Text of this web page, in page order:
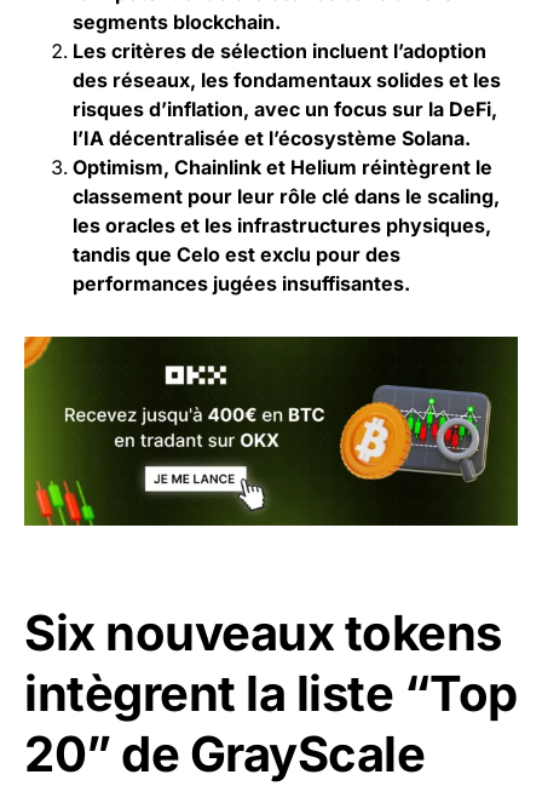
segments blockchain.
Les critères de sélection incluent l’adoption
des réseaux, les fondamentaux solides et les
risques d’inflation, avec un focus sur la DeFi,
l’IA décentralisée et l’écosystème Solana.
Optimism, Chainlink et Helium réintègrent le
classement pour leur rôle clé dans le scaling,
les oracles et les infrastructures physiques,
tandis que Celo est exclu pour des
performances jugées insuffisantes.
Six nouveaux tokens
intègrent la liste “Top
20” de GrayScale